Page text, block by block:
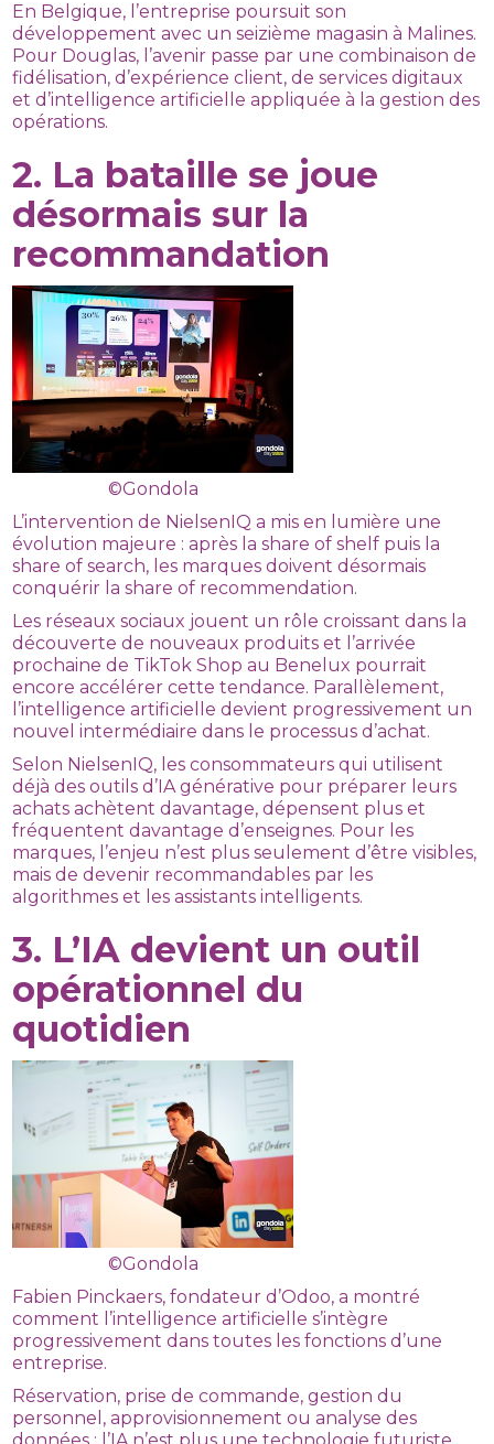
En Belgique, l’entreprise poursuit son
développement avec un seizième magasin à Malines.
Pour Douglas, l’avenir passe par une combinaison de
fidélisation, d’expérience client, de services digitaux
et d’intelligence artificielle appliquée à la gestion des
opérations.
2. La bataille se joue
désormais sur la
recommandation
©Gondola
L’intervention de NielsenIQ a mis en lumière une
évolution majeure : après la share of shelf puis la
share of search, les marques doivent désormais
conquérir la share of recommendation.
Les réseaux sociaux jouent un rôle croissant dans la
découverte de nouveaux produits et l’arrivée
prochaine de TikTok Shop au Benelux pourrait
encore accélérer cette tendance. Parallèlement,
l’intelligence artificielle devient progressivement un
nouvel intermédiaire dans le processus d’achat.
Selon NielsenIQ, les consommateurs qui utilisent
déjà des outils d’IA générative pour préparer leurs
achats achètent davantage, dépensent plus et
fréquentent davantage d’enseignes. Pour les
marques, l’enjeu n’est plus seulement d’être visibles,
mais de devenir recommandables par les
algorithmes et les assistants intelligents.
3. L’IA devient un outil
opérationnel du
quotidien
©Gondola
Fabien Pinckaers, fondateur d’Odoo, a montré
comment l’intelligence artificielle s’intègre
progressivement dans toutes les fonctions d’une
entreprise.
Réservation, prise de commande, gestion du
personnel, approvisionnement ou analyse des